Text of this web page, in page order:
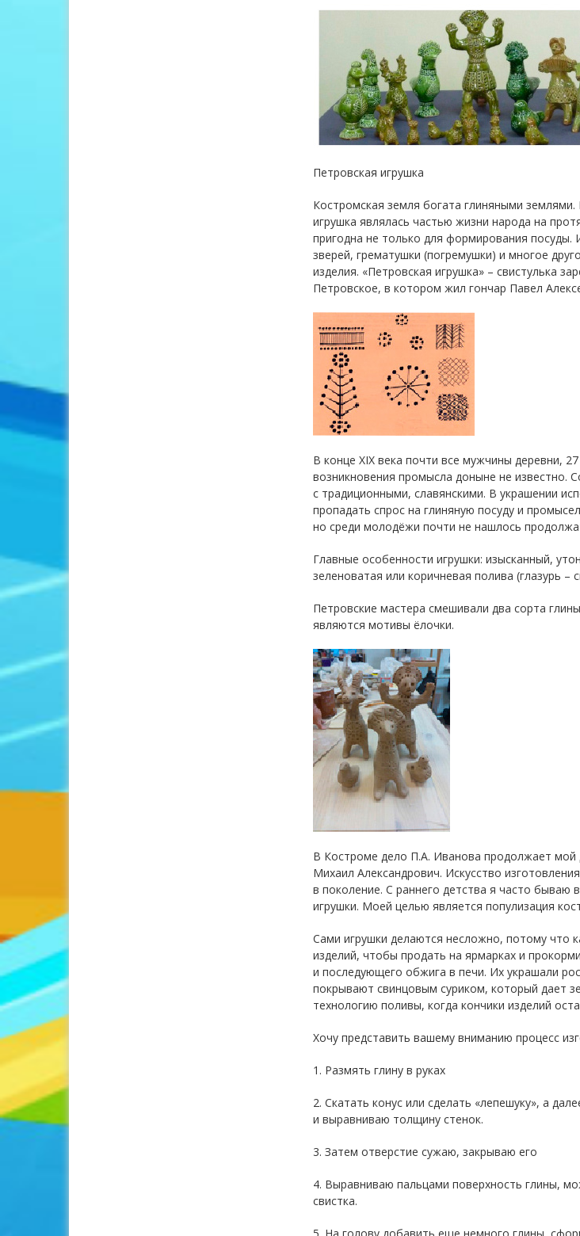
Петровская игрушка
Костромская земля богата глиняными
игрушка являлась частью жизни народа на
пригодна не только для формирования
зверей, грематушки (погремушки) и многое
изделия. «Петровская игрушка» – свистулька
Петровское, в котором жил гончар Павел
В конце XIX века почти все мужчины деревни,
возникновения промысла доныне не известно.
с традиционными, славянскими. В украшении
пропадать спрос на глиняную посуду и
но среди молодёжи почти не нашлось
Главные особенности игрушки: изысканный,
зеленоватая или коричневая полива (глазурь –
Петровские мастера смешивали два сорта
являются мотивы ёлочки.
В Костроме дело П.А. Иванова продолжает
Михаил Александрович. Искусство
в поколение. С раннего детства я часто бываю
игрушки. Моей целью является популизация
Сами игрушки делаются несложно, потому что
изделий, чтобы продать на ярмарках и
и последующего обжига в печи. Их украшали
покрывают свинцовым суриком, который дает
технологию поливы, когда кончики изделий
Хочу представить вашему вниманию процесс
1. Размять глину в руках
2. Скатать конус или сделать «лепешуку», а
и выравниваю толщину стенок.
3. Затем отверстие сужаю, закрываю его
4. Выравниваю пальцами поверхность глины,
свистка.